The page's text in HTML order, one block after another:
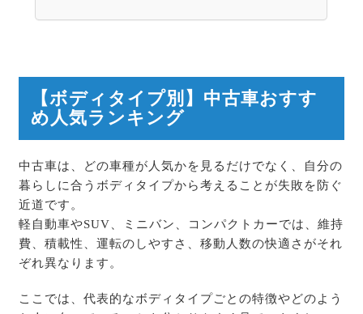
【ボディタイプ別】中古車おすす
め人気ランキング
中古車は、どの車種が人気かを見るだけでなく、自分の
暮らしに合うボディタイプから考えることが失敗を防ぐ
近道です。
軽自動車やSUV、ミニバン、コンパクトカーでは、維持
費、積載性、運転のしやすさ、移動人数の快適さがそれ
ぞれ異なります。
ここでは、代表的なボディタイプごとの特徴やどのよう